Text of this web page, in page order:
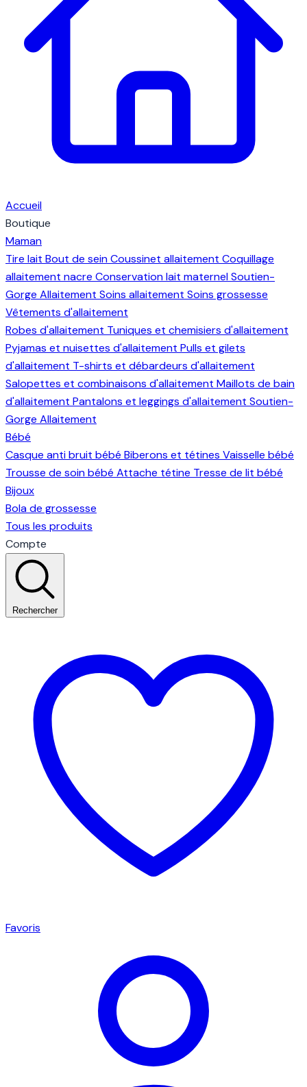
Accueil
Boutique
Maman
Tire lait Bout de seinCoussinet allaitement Coquillage
allaitement nacre Conservation lait maternelSoutien-
Gorge Allaitement Soins allaitement Soins grossesse
Vêtements d'allaitement
Robes d'allaitement Tuniques et chemisiers d'allaitement
Pyjamas et nuisettes d'allaitement Pulls et gilets
d'allaitement T-shirts et débardeurs d'allaitement
Salopettes et combinaisons d'allaitement Maillots de bain
d'allaitement Pantalons et leggings d'allaitement Soutien-
Gorge Allaitement
Bébé
Casque anti bruit bébé Biberons et tétines Vaisselle bébé
Trousse de soin bébé Attache tétine Tresse de lit bébé
Bijoux
Bola de grossesse
Tous les produits
Compte
Rechercher
Favoris